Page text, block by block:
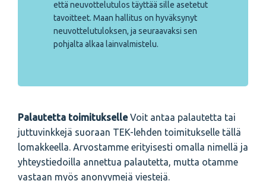
että neuvottelutulos täyttää sille asetetut
tavoitteet. Maan hallitus on hyväksynyt
neuvottelutuloksen, ja seuraavaksi sen
pohjalta alkaa lainvalmistelu.
Palautetta toimitukselleVoit antaa palautetta tai
juttuvinkkejä suoraan TEK-lehden toimitukselle tällä
lomakkeella. Arvostamme erityisesti omalla nimellä ja
yhteystiedoilla annettua palautetta, mutta otamme
vastaan myös anonyymejä viestejä.